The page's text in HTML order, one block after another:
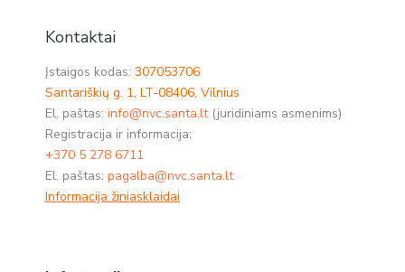
Kontaktai
Įstaigos kodas: 307053706
Santariškių g. 1, LT-08406, Vilnius
El. paštas: info@nvc.santa.lt(juridiniams asmenims)
Registracija ir informacija:
+370 5 278 6711
El. paštas: pagalba@nvc.santa.lt
Informacija žiniasklaidai